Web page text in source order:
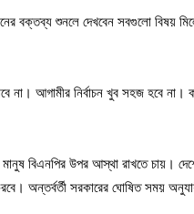
বক্তব্য শুনলে দেখবেন সবগুলো বিষয়
না। আগামীর নির্বাচন খুব সহজ হবে
মানুষ বিএনপির উপর আস্থা রাখতে চায়।
অন্তর্বর্তী সরকারের ঘোষিত সময়